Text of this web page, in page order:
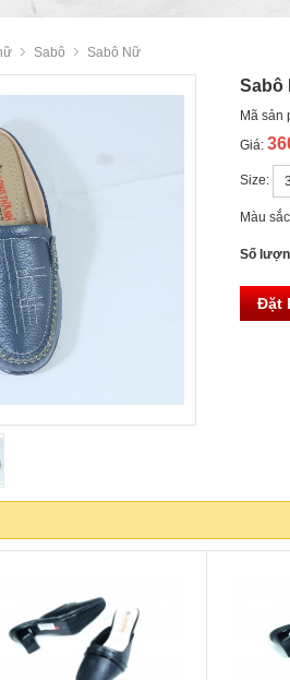
Sabô Sabô Nữ
Sabô
Mã sản
Giá:
Size:
Màu
Số
Đặt